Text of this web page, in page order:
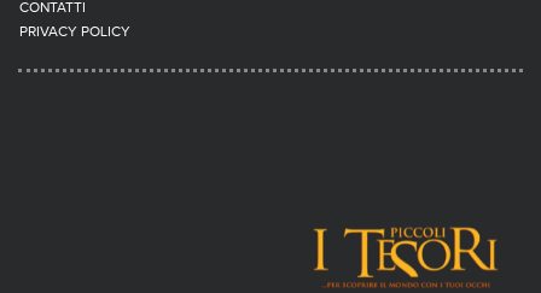
CONTATTI
PRIVACY POLICY